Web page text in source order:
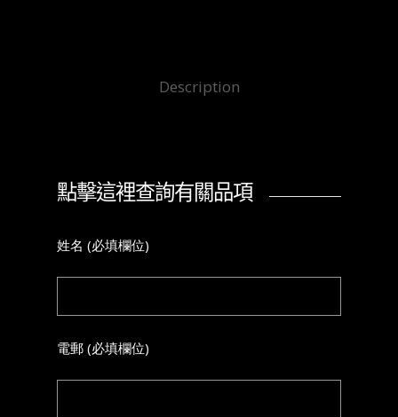
Description
點擊這裡查詢有關品項
姓名 (必填欄位)
電郵 (必填欄位)